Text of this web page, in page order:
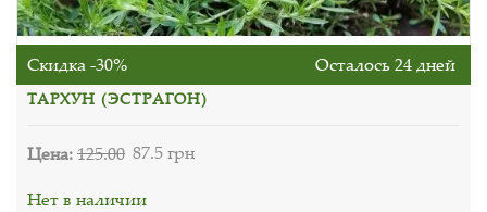
Скидка -30% Осталось 24 дней
ТАРХУН (ЭСТРАГОН)
Цена:125.00 87.5 грн
Нет в наличии